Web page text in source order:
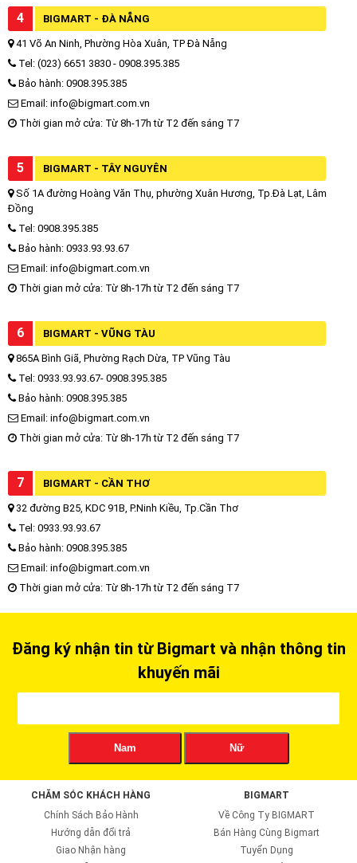
4 BIGMART - ĐÀ NẴNG
41 Võ An Ninh, Phường Hòa Xuân, TP Đà Nẵng
Tel: (023) 6651 3830 - 0908.395.385
Bảo hành: 0908.395.385
Email: info@bigmart.com.vn
Thời gian mở cửa: Từ 8h-17h từ T2 đến sáng T7
5 BIGMART - TÂY NGUYÊN
Số 1A đường Hoàng Văn Thụ, phường Xuân Hương, Tp.Đà Lạt, Lâm
Đồng
Tel: 0908.395.385
Bảo hành: 0933.93.93.67
Email: info@bigmart.com.vn
Thời gian mở cửa: Từ 8h-17h từ T2 đến sáng T7
6 BIGMART - VŨNG TÀU
865A Bình Giã, Phường Rạch Dừa, TP Vũng Tàu
Tel: 0933.93.93.67- 0908.395.385
Bảo hành: 0908.395.385
Email: info@bigmart.com.vn
Thời gian mở cửa: Từ 8h-17h từ T2 đến sáng T7
7 BIGMART - CẦN THƠ
32 đường B25, KDC 91B, P.Ninh Kiều, Tp.Cần Thơ
Tel: 0933.93.93.67
Bảo hành: 0908.395.385
Email: info@bigmart.com.vn
Thời gian mở cửa: Từ 8h-17h từ T2 đến sáng T7
Đăng ký nhận tin từ Bigmart và nhận thông tin
khuyến mãi
Nam Nữ
CHĂM SÓC KHÁCH HÀNG
Chính Sách Bảo Hành
Hướng dẫn đổi trả
Giao Nhận hàng
BIGMART
Về Công Ty BIGMART
Bán Hàng Cùng Bigmart
Tuyển Dụng